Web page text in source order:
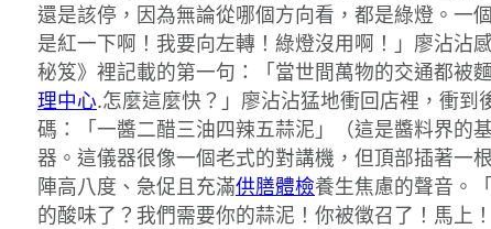
還是該停，因為無論從哪個方向看，都是綠燈。一
是紅一下啊！我要向左轉！綠燈沒用啊！」廖沾沾
秘笈》裡記載的第一句：「當世間萬物的交通都被
理中心.怎麼這麼快？」廖沾沾猛地衝回店裡，衝
碼：「一醬二醋三油四辣五蒜泥」（這是醬料界的
器。這儀器很像一個老式的對講機，但頂部插著
陣高八度、急促且充滿供膳體檢養生焦慮的聲音。
的酸味了？我們需要你的蒜泥！你被徵召了！馬上